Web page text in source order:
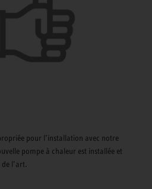
pour l’installation avec notre
pompe à chaleur est installée et
l’art.